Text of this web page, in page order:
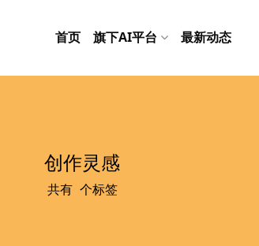
首页 旗下AI平台 最新动态
创作灵感
共有1 个标签